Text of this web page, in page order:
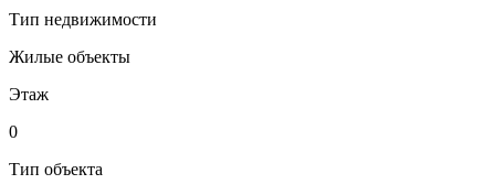
Тип недвижимости
Жилые объекты
Этаж
0
Тип объекта